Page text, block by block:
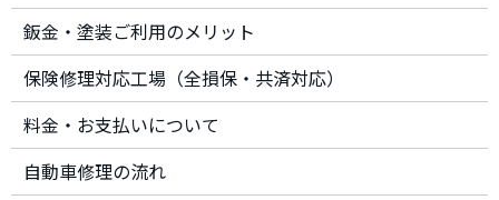
鈑金・塗装ご利用のメリット
保険修理対応工場（全損保・共済対応）
料金・お支払いについて
自動車修理の流れ